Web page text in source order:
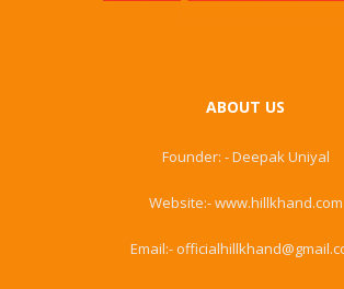
ABOUT US
Founder: - Deepak Uniyal
Website:- www.hillkhand.com
Email:-